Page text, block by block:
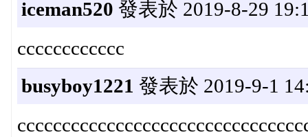
iceman520 發表於 2019-8-29
cccccccccccc
busyboy1221 發表於 2019-9-1